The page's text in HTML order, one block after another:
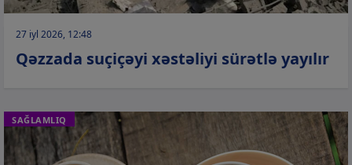
27 iyl 2026, 12:48
Qəzzada suçiçəyi xəstəliyi sürətlə yayılır
SAĞLAMLIQ